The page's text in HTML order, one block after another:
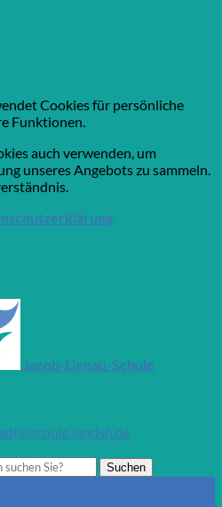
Cookies für persönliche
Funktionen.
auch verwenden, um
unseres Angebots zu sammeln.
Jacob-Lienau-Schule
Suchen